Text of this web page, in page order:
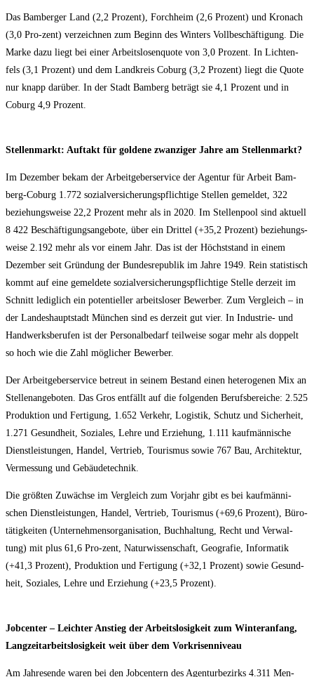
Das Bam­ber­ger Land (2,2 Pro­zent), Forch­heim (2,6 Pro­zent) und Kro­nach
(3,0 Pro-zent) ver­zeich­nen zum Beginn des Win­ters Voll­be­schäf­ti­gung. Die
Mar­ke dazu liegt bei einer Arbeits­lo­sen­quo­te von 3,0 Pro­zent. In Lich­ten­
fels (3,1 Pro­zent) und dem Land­kreis Coburg (3,2 Pro­zent) liegt die Quo­te
nur knapp dar­über. In der Stadt Bam­berg beträgt sie 4,1 Pro­zent und in
Coburg 4,9 Prozent.
Stel­len­markt: Auf­takt für gol­de­ne zwan­zi­ger Jah­re am Stellenmarkt?
Im Dezem­ber bekam der Arbeit­ge­ber­ser­vice der Agen­tur für Arbeit Bam­
berg-Coburg 1.772 sozi­al­ver­si­che­rungs­pflich­ti­ge Stel­len gemel­det, 322
bezie­hungs­wei­se 22,2 Pro­zent mehr als in 2020. Im Stel­len­pool sind aktu­ell
8 422 Beschäf­ti­gungs­an­ge­bo­te, über ein Drit­tel (+35,2 Pro­zent) bezie­hungs­
wei­se 2.192 mehr als vor einem Jahr. Das ist der Höchst­stand in einem
Dezem­ber seit Grün­dung der Bun­des­re­pu­blik im Jah­re 1949. Rein sta­tis­tisch
kommt auf eine gemel­de­te sozi­al­ver­si­che­rungs­pflich­ti­ge Stel­le der­zeit im
Schnitt ledig­lich ein poten­ti­el­ler arbeits­lo­ser Bewer­ber. Zum Ver­gleich – in
der Lan­des­haupt­stadt Mün­chen sind es der­zeit gut vier. In Indus­trie- und
Hand­werks­be­ru­fen ist der Per­so­nal­be­darf teil­wei­se sogar mehr als dop­pelt
so hoch wie die Zahl mög­li­cher Bewerber.
Der Arbeit­ge­ber­ser­vice betreut in sei­nem Bestand einen hete­ro­ge­nen Mix an
Stel­len­an­ge­bo­ten. Das Gros ent­fällt auf die fol­gen­den Berufs­be­rei­che: 2.525
Pro­duk­ti­on und Fer­ti­gung, 1.652 Ver­kehr, Logis­tik, Schutz und Sicher­heit,
1.271 Gesund­heit, Sozia­les, Leh­re und Erzie­hung, 1.111 kauf­män­ni­sche
Dienst­leis­tun­gen, Han­del, Ver­trieb, Tou­ris­mus sowie 767 Bau, Archi­tek­tur,
Ver­mes­sung und Gebäudetechnik.
Die größ­ten Zuwäch­se im Ver­gleich zum Vor­jahr gibt es bei kauf­män­ni­
schen Dienst­leis­tun­gen, Han­del, Ver­trieb, Tou­ris­mus (+69,6 Pro­zent), Büro­
tä­tig­kei­ten (Unter­neh­mens­or­ga­ni­sa­ti­on, Buch­hal­tung, Recht und Ver­wal­
tung) mit plus 61,6 Pro-zent, Natur­wis­sen­schaft, Geo­gra­fie, Infor­ma­tik
(+41,3 Pro­zent), Pro­duk­ti­on und Fer­ti­gung (+32,1 Pro­zent) sowie Gesund­
heit, Sozia­les, Leh­re und Erzie­hung (+23,5 Prozent).
Job­cen­ter – Leich­ter Anstieg der Arbeits­lo­sig­keit zum Win­ter­an­fang,
Lang­zeit­ar­beits­lo­sig­keit weit über dem Vorkrisenniveau
Am Jah­res­en­de waren bei den Job­cen­tern des Agen­tur­be­zirks 4.311 Men­